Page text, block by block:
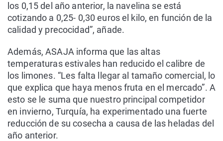
los 0,15 del año anterior, la navelina se está
cotizando a 0,25- 0,30 euros el kilo, en función de la
calidad y precocidad”, añade.
Además, ASAJA informa que las altas
temperaturas estivales han reducido el calibre de
los limones. “Les falta llegar al tamaño comercial, lo
que explica que haya menos fruta en el mercado”. A
esto se le suma que nuestro principal competidor
en invierno, Turquía, ha experimentado una fuerte
reducción de su cosecha a causa de las heladas del
año anterior.